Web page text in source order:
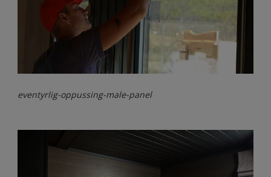
eventyrlig-oppussing-male-panel